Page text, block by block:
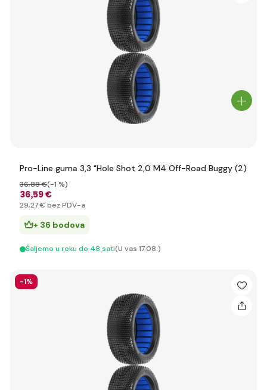
Pro-Line guma 3,3 "Hole Shot 2,0 M4 Off-Road Buggy (2)
36,59 €
36,88 €(-1 %)
29,27 € bez PDV-a
+ 36 bodova
Šaljemo u roku do 48 sati(U vas 17.08.)
-1%